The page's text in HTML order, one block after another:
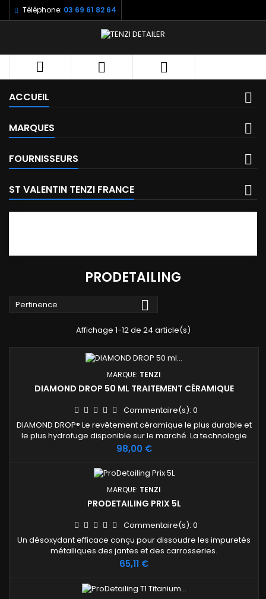
Téléphone: 03 69 61 82 64
  
ACCUEIL
MARQUES
FOURNISSEURS
ST VALENTIN TENZI FRANCE
PRODETAILING
Pertinence 
Affichage 1-12 de 24 article(s)
MARQUE: TENZI
DIAMOND DROP 50 ML TRAITEMENT CÉRAMIQUE
Commentaire(s): 0
DIAMOND DROP® Le revêtement céramique le plus durable et
le plus hydrofuge disponible sur le marché. La technologie
innovante offre une excellente protection contre les effets
atmosphériques nocifs et les détergents puissants. Fournit
un effet hydrophobe durable.
Prix
98,00 €
MARQUE: TENZI
PRODETAILING PRIX 5L
Commentaire(s): 0
Un désoxydant efficace conçu pour dissoudre les impuretés
métalliques des jantes et des carrosseries.
Prix
65,11 €